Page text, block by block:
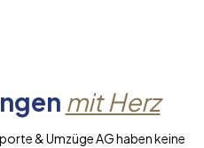
mit Herz
& Umzüge AG haben keine